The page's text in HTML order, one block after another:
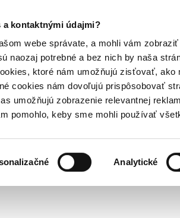
a kontaktnými údajmi?
webe správate, a mohli vám
naozaj potrebné a bez nich by naša
ktoré nám umožňujú zisťovať, ako
cookies nám dovoľujú prispôsobovať
umožňujú zobrazenie relevantnej
pomohlo, keby sme mohli používať
Analytické